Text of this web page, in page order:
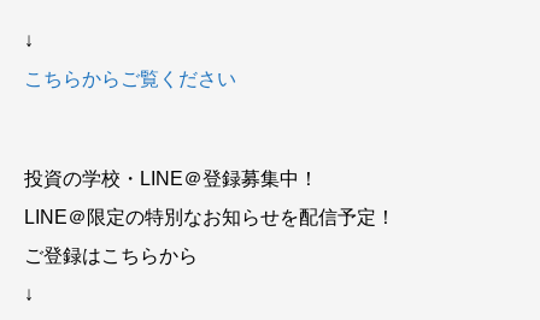
↓
こちらからご覧ください
投資の学校・LINE＠登録募集中！
LINE＠限定の特別なお知らせを配信予定！
ご登録はこちらから
↓